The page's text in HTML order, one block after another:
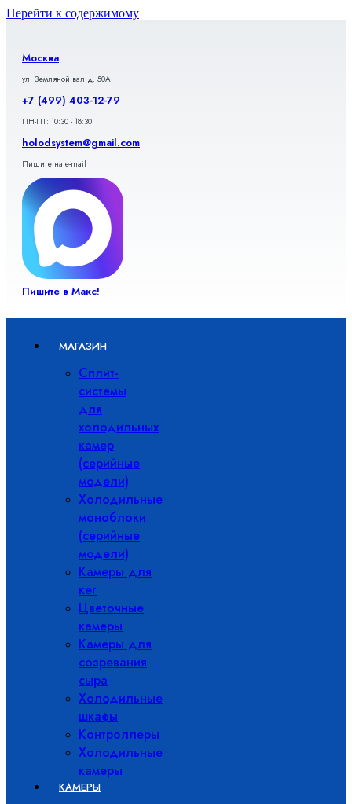
Перейти к содержимому
Москва
ул. Земляной вал д. 50А
+7 (499) 403-12-79
ПН-ПТ: 10:30 - 18:30
holodsystem@gmail.com
Пишите на e-mail
Пишите в Макс!
МАГАЗИН
Сплит-
системы
для
холодильных
камер
(серийные
модели)
Холодильные
моноблоки
(серийные
модели)
Камеры для
кег
Цветочные
камеры
Камеры для
созревания
сыра
Холодильные
шкафы
Контроллеры
Холодильные
камеры
КАМЕРЫ